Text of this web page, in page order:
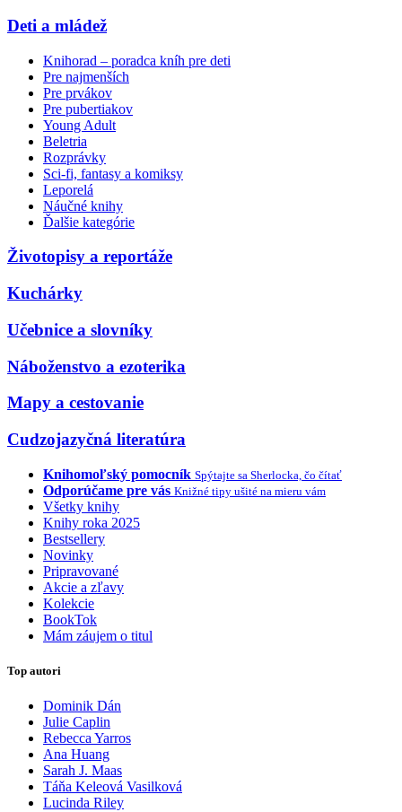
Deti a mládež
Knihorad – poradca kníh pre deti
Pre najmenších
Pre prvákov
Pre pubertiakov
Young Adult
Beletria
Rozprávky
Sci-fi, fantasy a komiksy
Leporelá
Náučné knihy
Ďalšie kategórie
Životopisy a reportáže
Kuchárky
Učebnice a slovníky
Náboženstvo a ezoterika
Mapy a cestovanie
Cudzojazyčná literatúra
Knihomoľský pomocník Spýtajte sa Sherlocka, čo čítať
Odporúčame pre vás Knižné tipy ušité na mieru vám
Všetky knihy
Knihy roka 2025
Bestsellery
Novinky
Pripravované
Akcie a zľavy
Kolekcie
BookTok
Mám záujem o titul
Top autori
Dominik Dán
Julie Caplin
Rebecca Yarros
Ana Huang
Sarah J. Maas
Táňa Keleová Vasilková
Lucinda Riley